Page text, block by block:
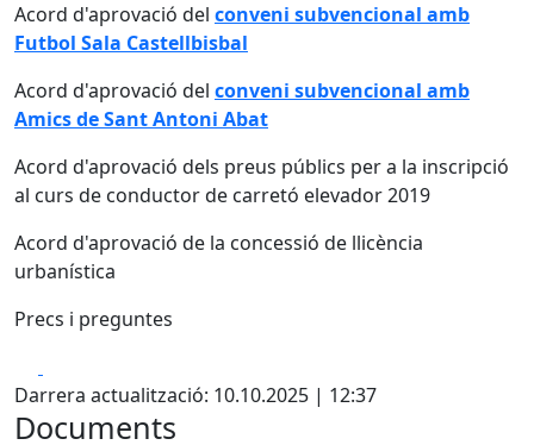
Acord d'aprovació del conveni subvencional amb
Futbol Sala Castellbisbal
Acord d'aprovació del conveni subvencional amb
Amics de Sant Antoni Abat
Acord d'aprovació dels preus públics per a la inscripció
al curs de conductor de carretó elevador 2019
Acord d'aprovació de la concessió de llicència
urbanística
Precs i preguntes
Darrera actualització: 10.10.2025 | 12:37
Documents